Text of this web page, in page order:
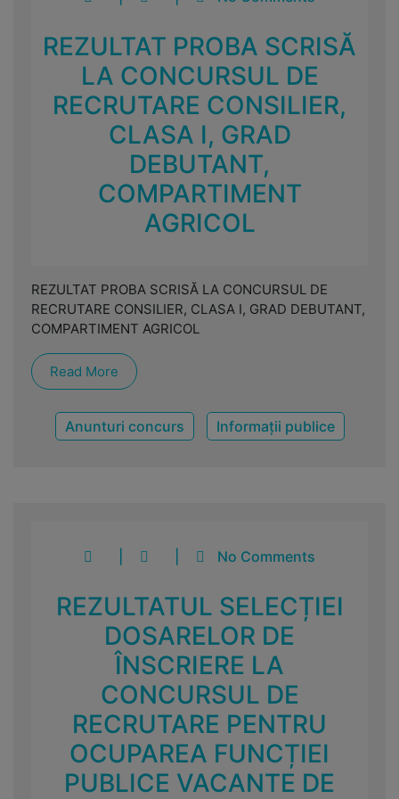
REZULTAT PROBA SCRISĂ
LA CONCURSUL DE
RECRUTARE CONSILIER,
CLASA I, GRAD
DEBUTANT,
COMPARTIMENT
AGRICOL
REZULTAT PROBA SCRISĂ LA CONCURSUL DE
RECRUTARE CONSILIER, CLASA I, GRAD DEBUTANT,
COMPARTIMENT AGRICOL
Read More
Anunturi concurs Informații publice
No Comments
REZULTATUL SELECȚIEI
DOSARELOR DE
ÎNSCRIERE LA
CONCURSUL DE
RECRUTARE PENTRU
OCUPAREA FUNCȚIEI
PUBLICE VACANTE DE